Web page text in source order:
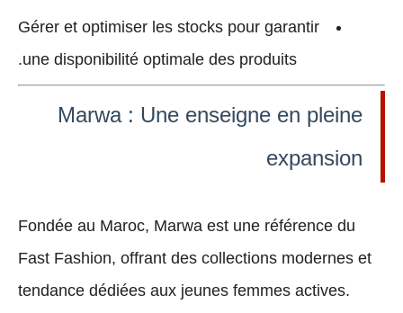
Gérer et optimiser les stocks pour garantir
une disponibilité optimale des produits.
Marwa : Une enseigne en pleine
expansion
Fondée au Maroc, Marwa est une référence du
Fast Fashion, offrant des collections modernes et
tendance dédiées aux jeunes femmes actives.